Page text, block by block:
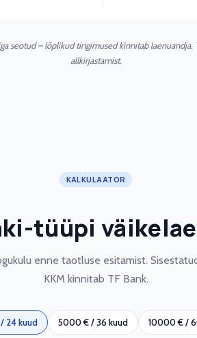
seotud – lõplikud tingimused kinnitab
allkirjastamist.
KALKULAATOR
tüüpi
enne taotluse esitamist.
KKM kinnitab TF Bank.
24 kuud 5000 € / 36 kuud 10000 € /